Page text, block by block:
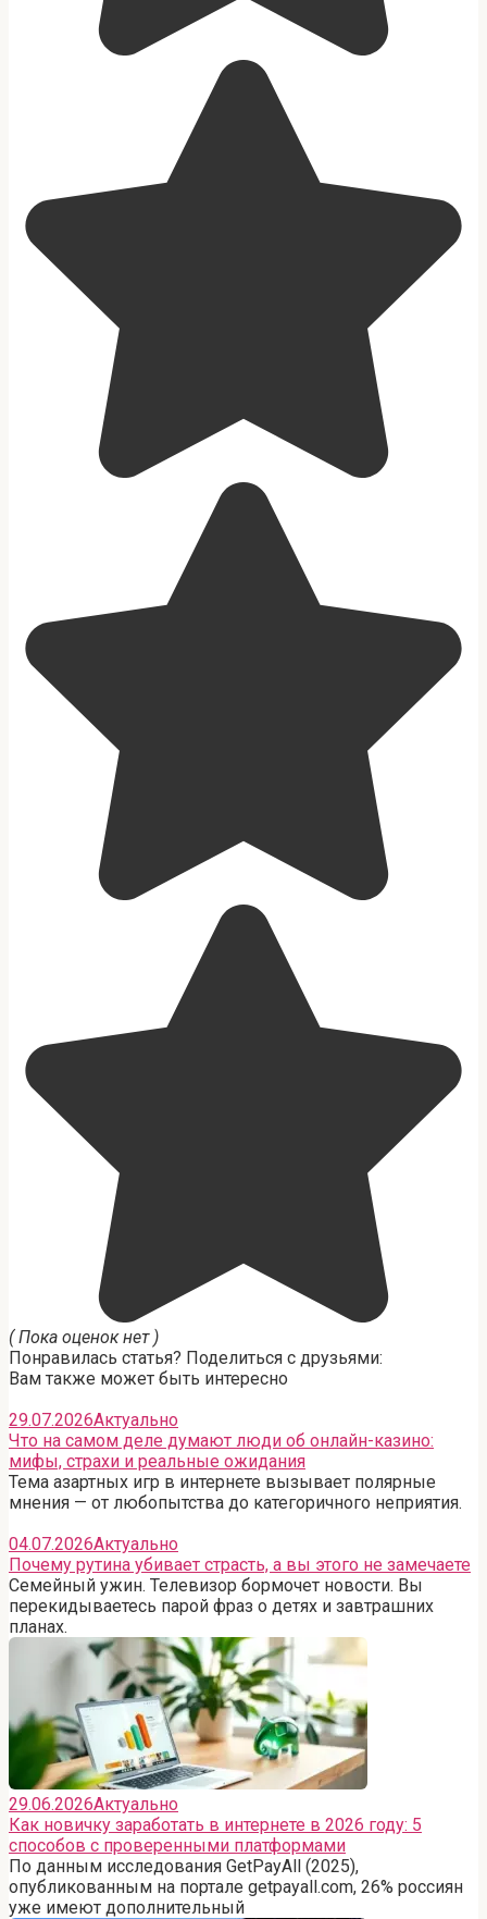
( Пока оценок нет )
Понравилась статья? Поделиться с друзьями:
Вам также может быть интересно
29.07.2026Актуально
Что на самом деле думают люди об онлайн-казино:
мифы, страхи и реальные ожидания
Тема азартных игр в интернете вызывает полярные
мнения — от любопытства до категоричного неприятия.
04.07.2026Актуально
Почему рутина убивает страсть, а вы этого не замечаете
Семейный ужин. Телевизор бормочет новости. Вы
перекидываетесь парой фраз о детях и завтрашних
планах.
29.06.2026Актуально
Как новичку заработать в интернете в 2026 году: 5
способов с проверенными платформами
По данным исследования GetPayAll (2025),
опубликованным на портале getpayall.com, 26% россиян
уже имеют дополнительный